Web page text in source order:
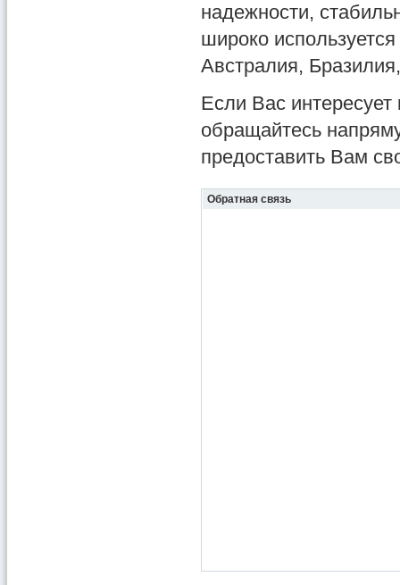
надежности,
широко
Австралия,
Если Вас
обращайтесь
предоставить Вам
Обратная связь